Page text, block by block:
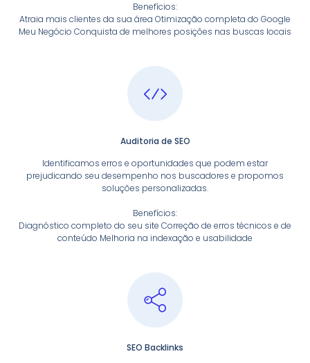
Benefícios:
Atraia mais clientes da sua área Otimização completa do Google
Meu Negócio Conquista de melhores posições nas buscas locais
Auditoria de SEO
Identificamos erros e oportunidades que podem estar
prejudicando seu desempenho nos buscadores e propomos
soluções personalizadas.
Benefícios:
Diagnóstico completo do seu site Correção de erros técnicos e de
conteúdo Melhoria na indexação e usabilidade
SEO Backlinks